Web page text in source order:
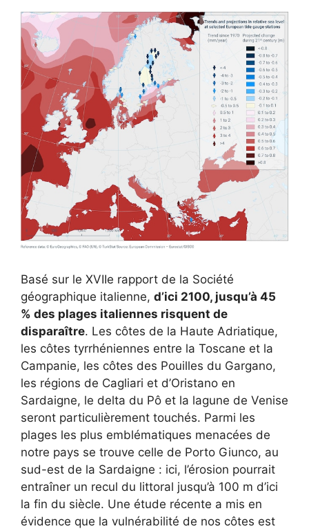
Basé sur le XVIIe rapport de la Société
géographique italienne, d’ici 2100, jusqu’à 45
% des plages italiennes risquent de
disparaître. Les côtes de la Haute Adriatique,
les côtes tyrrhéniennes entre la Toscane et la
Campanie, les côtes des Pouilles du Gargano,
les régions de Cagliari et d’Oristano en
Sardaigne, le delta du Pô et la lagune de Venise
seront particulièrement touchés. Parmi les
plages les plus emblématiques menacées de
notre pays se trouve celle de Porto Giunco, au
sud-est de la Sardaigne : ici, l’érosion pourrait
entraîner un recul du littoral jusqu’à 100 m d’ici
la fin du siècle. Une étude récente a mis en
évidence que la vulnérabilité de nos côtes est